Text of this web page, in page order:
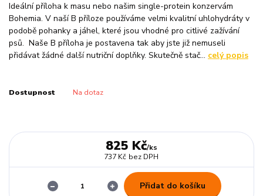
Ideální příloha k masu nebo našim single-protein konzervám
Bohemia. V naší B příloze používáme velmi kvalitní uhlohydráty v
podobě pohanky a jáhel, které jsou vhodné pro citlivé zažívání
psů. Naše B příloha je postavena tak aby jste již nemuseli
přidávat žádné další nutriční doplňky. Skutečně stač... celý popis
Dostupnost Na dotaz
825 Kč/ks
737 Kč bez DPH
Přidat do košíku